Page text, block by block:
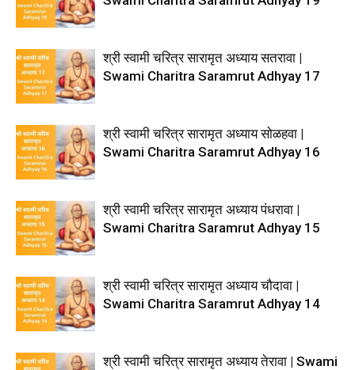
श्री स्वामी चरित्र सारामृत अध्याय सतरावा |
Swami Charitra Saramrut Adhyay 17
श्री स्वामी चरित्र सारामृत अध्याय सोळहवा |
Swami Charitra Saramrut Adhyay 16
श्री स्वामी चरित्र सारामृत अध्याय पंधरावा |
Swami Charitra Saramrut Adhyay 15
श्री स्वामी चरित्र सारामृत अध्याय चौदावा |
Swami Charitra Saramrut Adhyay 14
श्री स्वामी चरित्र सारामृत अध्याय तेरावा | Swami